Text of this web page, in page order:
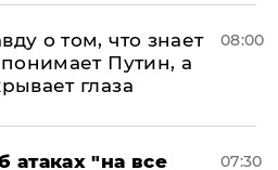
о том, что знает
Путин, а
глаза
08:00
атаках "на все 07:30